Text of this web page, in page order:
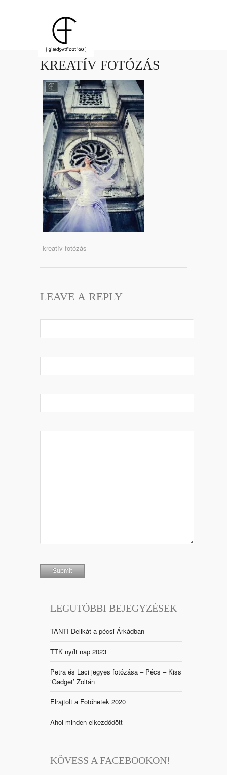
KREATÍV FOTÓZÁS
kreatív fotózás
LEAVE A REPLY
LEGUTÓBBI BEJEGYZÉSEK
TANTI Delikát a pécsi Árkádban
TTK nyílt nap 2023
Petra és Laci jegyes fotózása – Pécs – Kiss
‘Gadget’ Zoltán
Elrajtolt a Fotóhetek 2020
Ahol minden elkezdődött
KÖVESS A FACEBOOKON!